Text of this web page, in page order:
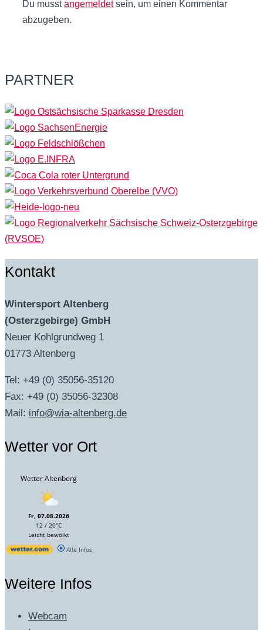
Du musstangemeldetsein, um einen Kommentar
abzugeben.
PARTNER
Kontakt
Wintersport Altenberg
(Osterzgebirge) GmbH
Neuer Kohlgrundweg 1
01773 Altenberg
Tel: +49 (0) 35056-35120
Fax: +49 (0) 35056-32308
Mail: info@wia-altenberg.de
Wetter vor Ort
Wetter Altenberg
Fr, 07.08.2026
12 / 20°C
Leicht bewölkt
Alle Infos
Weitere Infos
Webcam